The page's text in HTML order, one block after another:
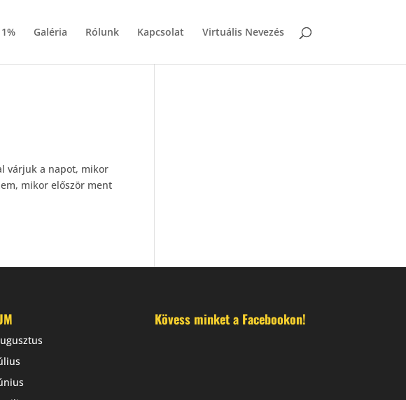
1% Galéria Rólunk Kapcsolat Virtuális Nevezés
várjuk a napot, mikor
mikor először ment
Kövess minket a Facebookon!